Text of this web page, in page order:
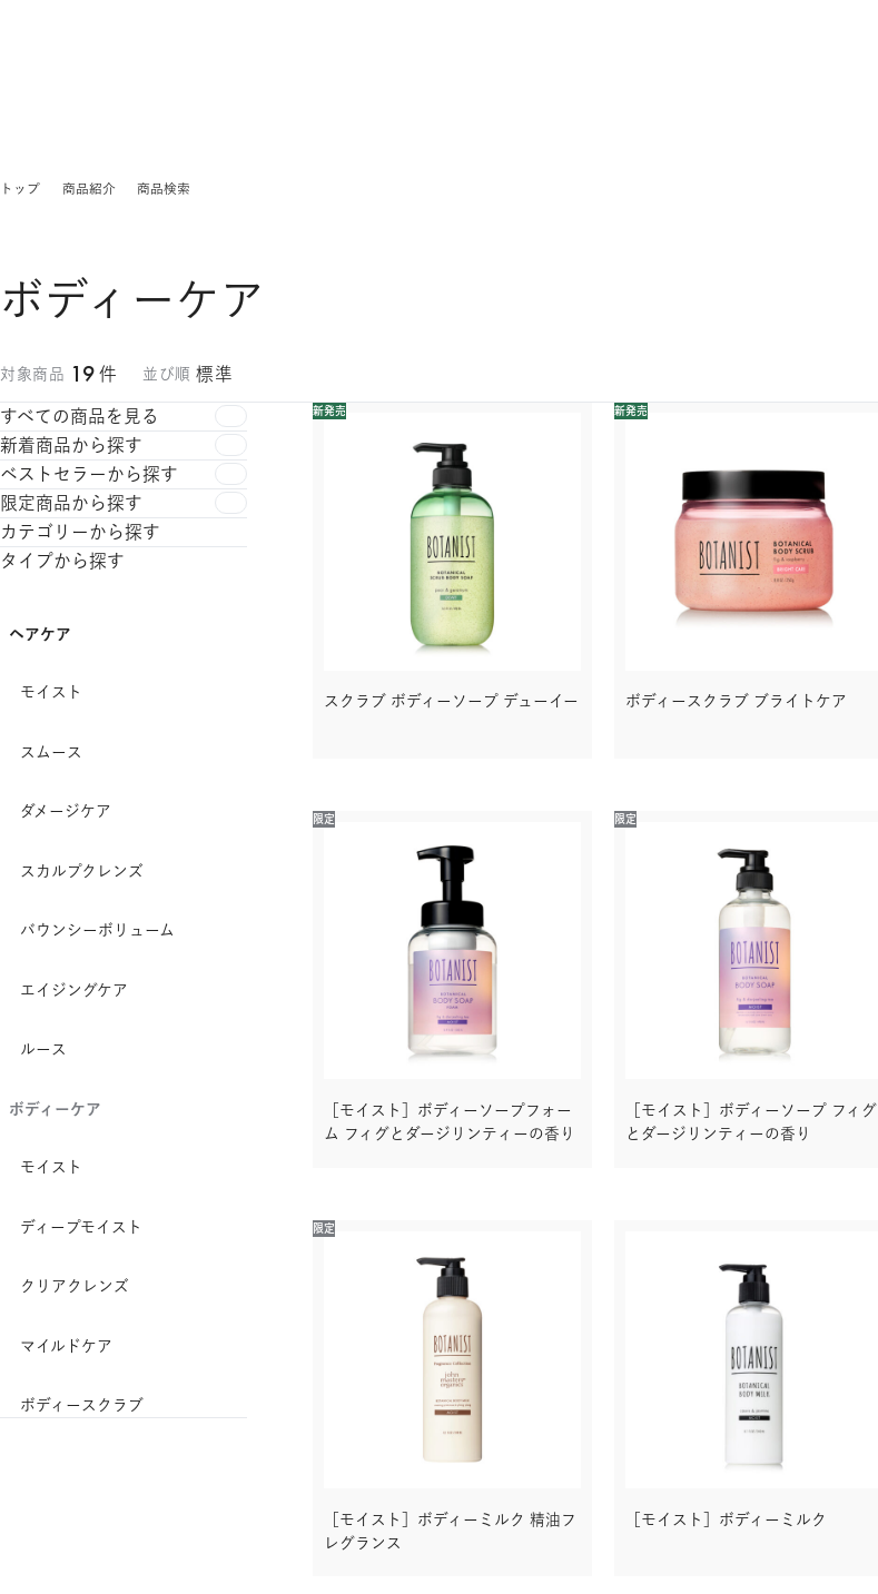
トップ 商品紹介 商品検索
ボディーケア
対象商品 19 件 並び順 標準
すべての商品を見る
新着商品から探す
ベストセラーから探す
限定商品から探す
カテゴリーから探す
トリートメント
スペシャルケア
ヘアマスク
ヘアミスト
ヘアバーム
ボディーケア
ボディーソープ
タイプから探す
ヘアケア
モイスト
スムース
ダメージケア
スカルプクレンズ
バウンシーボリューム
エイジングケア
ルース
ボディーケア
モイスト
ディープモイスト
クリアクレンズ
マイルドケア
ボディースクラブ
新発売
スクラブ ボディーソープ デューイー
新発売
ボディースクラブ ブライトケア
限定
［モイスト］ボディーソープフォー
ム フィグとダージリンティーの香り
限定
［モイスト］ボディーソープ フィグ
とダージリンティーの香り
限定
［モイスト］ボディーミルク 精油フ
レグランス
［モイスト］ボディーミルク